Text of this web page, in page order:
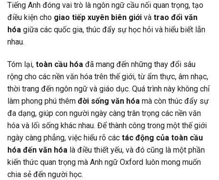
Tiếng Anh đóng vai trò là ngôn ngữ cầu nối quan trọng, tạo
điều kiện cho giao tiếp xuyên biên giới và trao đổi văn
hóa giữa các quốc gia, thúc đẩy sự học hỏi và hiểu biết lẫn
nhau.
Tóm lại, toàn cầu hóa đã mang đến những thay đổi sâu
rộng cho các nền văn hóa trên thế giới, từ ẩm thực, âm nhạc,
thời trang đến ngôn ngữ và giáo dục. Quá trình này không chỉ
làm phong phú thêm đời sống văn hóa mà còn thúc đẩy sự
đa dạng, giúp con người ngày càng trân trọng các nền văn
hóa và lối sống khác nhau. Để thành công trong một thế giới
ngày càng phẳng, việc hiểu rõ các tác động của toàn cầu
hóa đến văn hóa là điều thiết yếu, và đó cũng là một phần
kiến thức quan trọng mà Anh ngữ Oxford luôn mong muốn
chia sẻ đến người học.